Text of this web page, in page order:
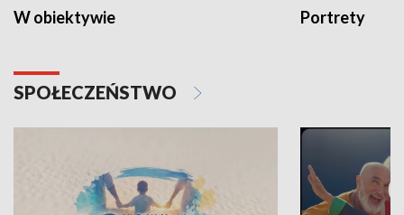
W obiektywie Portrety
SPOŁECZEŃSTWO